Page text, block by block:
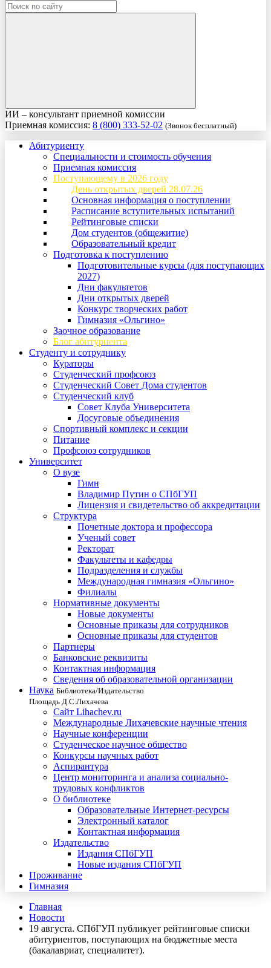
ИИ – консультант приемной комиссии
Приемная комиссия: 8 (800) 333-52-02 (Звонок бесплатный)
Абитуриенту
Специальности и стоимость обучения
Приемная комиссия
Поступающему в 2026 году
День открытых дверей 28.07.26
Основная информация о поступлении
Расписание вступительных испытаний
Рейтинговые списки
Дом студентов (общежитие)
Образовательный кредит
Подготовка к поступлению
Подготовительные курсы (для поступающих
2027)
Дни факультетов
Дни открытых дверей
Конкурс творческих работ
Гимназия «Ольгино»
Заочное образование
Блог абитуриента
Студенту и сотруднику
Кураторы
Студенческий профсоюз
Студенческий Совет Дома студентов
Студенческий клуб
Совет Клуба Университета
Досуговые объединения
Спортивный комплекс и секции
Питание
Профсоюз сотрудников
Университет
О вузе
Гимн
Владимир Путин о СПбГУП
Лицензия и свидетельство об аккредитации
Структура
Почетные доктора и профессора
Ученый совет
Ректорат
Факультеты и кафедры
Подразделения и службы
Международная гимназия «Ольгино»
Филиалы
Нормативные документы
Новые документы
Основные приказы для сотрудников
Основные приказы для студентов
Партнеры
Банковские реквизиты
Контактная информация
Сведения об образовательной организации
Наука Библиотека/Издательство
Площадь Д.С.Лихачева
Сайт Lihachev.ru
Международные Лихачевские научные чтения
Научные конференции
Студенческое научное общество
Конкурсы научных работ
Аспирантура
Центр мониторинга и анализа социально-
трудовых конфликтов
О библиотеке
Образовательные Интернет-ресурсы
Электронный каталог
Контактная информация
Издательство
Издания СПбГУП
Новые издания СПбГУП
Проживание
Гимназия
Главная
Новости
19 августа. СПбГУП публикует рейтинговые списки
абитуриентов, поступающих на бюджетные места
(бакалавриат, специалитет).